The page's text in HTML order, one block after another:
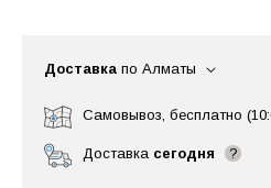
Доставка по Алматы
Самовывоз, бесплатно
Доставка сегодня ?